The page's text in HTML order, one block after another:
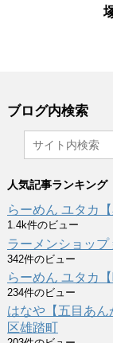
ブログ内検索
人気記事ランキング
らーめん ユタカ
1.4k件のビュー
ラーメンショッ
342件のビュー
らーめん ユタカ
234件のビュー
はなや【五目あ
区雄踏町